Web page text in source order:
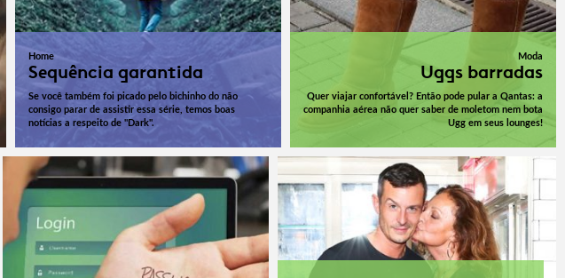
Home
Sequência garantida
Se você também foi picado pelo bichinho do não
consigo parar de assistir essa série, temos boas
notícias a respeito de "Dark".
Moda
Uggs barradas
Quer viajar confortável? Então pode pular a Qantas: a
companhia aérea não quer saber de moletom nem bota
Ugg em seus lounges!